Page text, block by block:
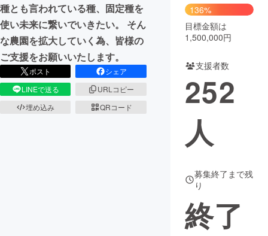
CAMPFIRE for Social Good CAMPFIRE Creation
CAMPFIREふるさと納税machi-ya コミュニティ
種とも言われている種、固定種を
使い未来に繋いでいきたい。 そん
な農園を拡大していく為、皆様の
ご支援をお願いいたします。
ポスト
シェア
LINEで送る
URLコピー
埋め込み
QRコード
136%
目標金額は
1,500,000円
支援者数
252
人
募集終了まで残
り
終了